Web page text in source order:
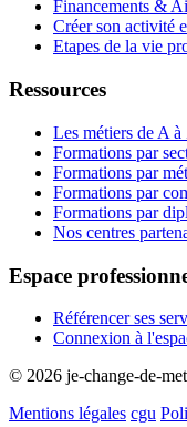
Financements &
Créer son activité
Etapes de la vie
Ressources
Les métiers de A à
Formations par
Formations par
Formations par
Formations par
Nos centres
Espace
Référencer ses
Connexion à
© 2026 je-change-de-
Mentions légales cgu